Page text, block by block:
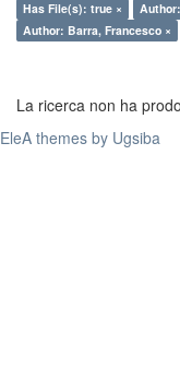
Has File(s): true ×
Author: Barra, Francesco ×
La ricerca non ha
EleA themes by Ugsiba